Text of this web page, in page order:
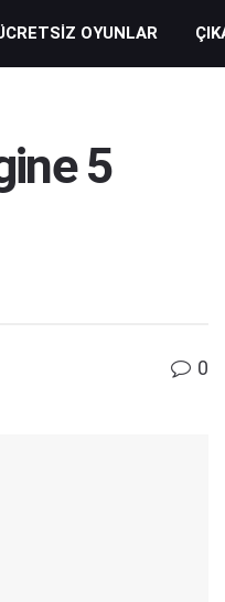
OYUNLAR
5
0